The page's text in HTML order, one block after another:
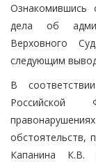
дела об
Верховного
следующим
В
Российской
обстоятельств,
Капанина К.В.